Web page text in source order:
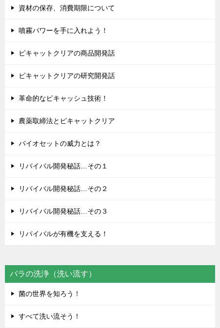
資材の保存、消費期限について
噴霧パワーを手に入れよう！
ピキャットクリアの商品開発話
ピキャットクリアの研究開発話
革命的なピキャッシュ技術！
農薬取締法とピキャットクリア
バイオセットの威力とは？
リバイバル開発秘話…その１
リバイバル開発秘話…その２
リバイバル開発秘話…その３
リバイバルが有機を支える！
バラの洗浄（洗い流す）
菌の世界を知ろう！
すべて洗い流そう！